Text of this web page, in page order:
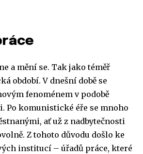
a mění se. Tak jako téměř
období. V dnešní době se
fenoménem v podobě
Po komunistické éře se mnoho
ať už z nadbytečnosti
Z tohoto důvodu došlo ke
institucí – úřadů práce, které